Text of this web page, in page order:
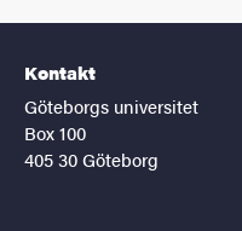
Kontakt
Göteborgs universitet
Box 100
405 30 Göteborg